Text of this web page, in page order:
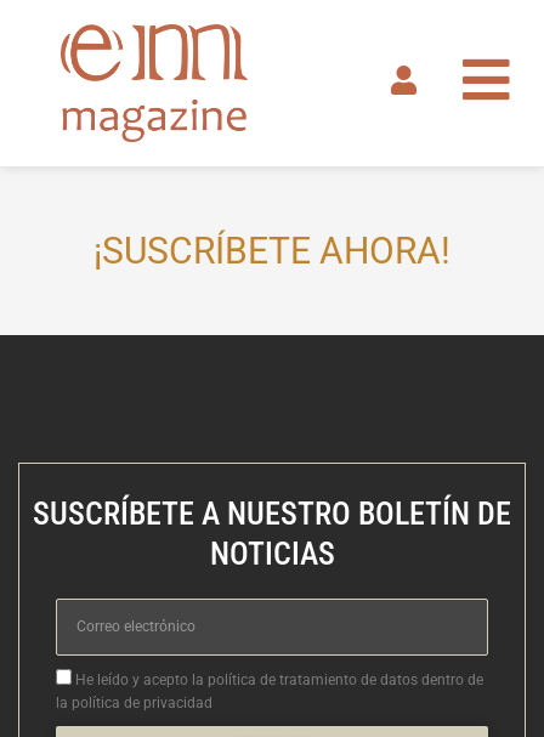
contenido
¡SUSCRÍBETE AHORA!
SUSCRÍBETE A NUESTRO BOLETÍN DE
NOTICIAS
Correo
electrónico
Aceptacion
He leído y acepto la política de tratamiento de datos dentro de
la política de privacidad